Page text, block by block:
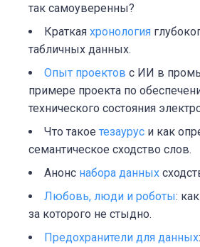
так самоуверенны?
Краткая хронология
табличных данных.
Опыт проектов с ИИ в
примере проекта по
технического состояния
Что такое тезаурус и как
семантическое сходство слов.
Анонс набора данных
Любовь, люди и роботы:
за которого не стыдно.
Предохранители для данных